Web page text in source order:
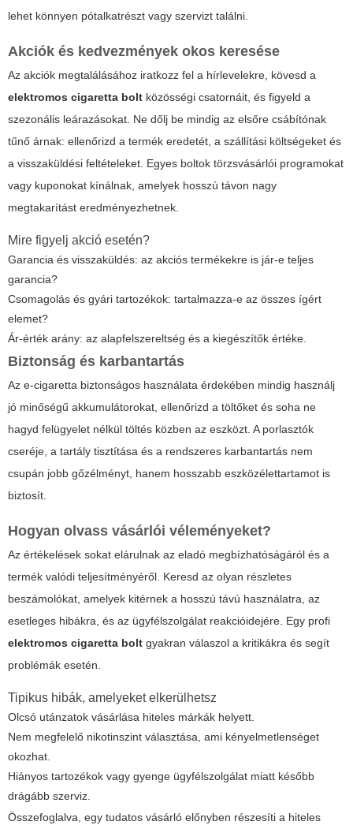
lehet könnyen pótalkatrészt vagy szervizt találni.
Akciók és kedvezmények okos keresése
Az akciók megtalálásához iratkozz fel a hírlevelekre, kövesd a
elektromos cigaretta bolt közösségi csatornáit, és figyeld a
szezonális leárazásokat. Ne dőlj be mindig az elsőre csábítónak
tűnő árnak: ellenőrizd a termék eredetét, a szállítási költségeket és
a visszaküldési feltételeket. Egyes boltok törzsvásárlói programokat
vagy kuponokat kínálnak, amelyek hosszú távon nagy
megtakarítást eredményezhetnek.
Mire figyelj akció esetén?
Garancia és visszaküldés: az akciós termékekre is jár-e teljes
garancia?
Csomagolás és gyári tartozékok: tartalmazza-e az összes ígért
elemet?
Ár-érték arány: az alapfelszereltség és a kiegészítők értéke.
Biztonság és karbantartás
Az e-cigaretta biztonságos használata érdekében mindig használj
jó minőségű akkumulátorokat, ellenőrizd a töltőket és soha ne
hagyd felügyelet nélkül töltés közben az eszközt. A porlasztók
cseréje, a tartály tisztítása és a rendszeres karbantartás nem
csupán jobb gőzélményt, hanem hosszabb eszközélettartamot is
biztosít.
Hogyan olvass vásárlói véleményeket?
Az értékelések sokat elárulnak az eladó megbízhatóságáról és a
termék valódi teljesítményéről. Keresd az olyan részletes
beszámolókat, amelyek kitérnek a hosszú távú használatra, az
esetleges hibákra, és az ügyfélszolgálat reakcióidejére. Egy profi
elektromos cigaretta bolt gyakran válaszol a kritikákra és segít
problémák esetén.
Tipikus hibák, amelyeket elkerülhetsz
Olcsó utánzatok vásárlása hiteles márkák helyett.
Nem megfelelő nikotinszint választása, ami kényelmetlenséget
okozhat.
Hiányos tartozékok vagy gyenge ügyfélszolgálat miatt később
drágább szerviz.
Összefoglalva, egy tudatos vásárló előnyben részesíti a hiteles